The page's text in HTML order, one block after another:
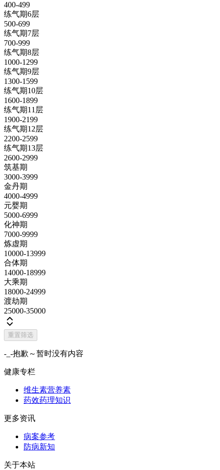
400-499
练气期6层
500-699
练气期7层
700-999
练气期8层
1000-1299
练气期9层
1300-1599
练气期10层
1600-1899
练气期11层
1900-2199
练气期12层
2200-2599
练气期13层
2600-2999
筑基期
3000-3999
金丹期
4000-4999
元婴期
5000-6999
化神期
7000-9999
炼虚期
10000-13999
合体期
14000-18999
大乘期
18000-24999
渡劫期
25000-35000
重置筛选
-_-抱歉～暂时没有内容
健康专栏
维生素营养素
药效药理知识
更多资讯
病案参考
防病新知
关于本站